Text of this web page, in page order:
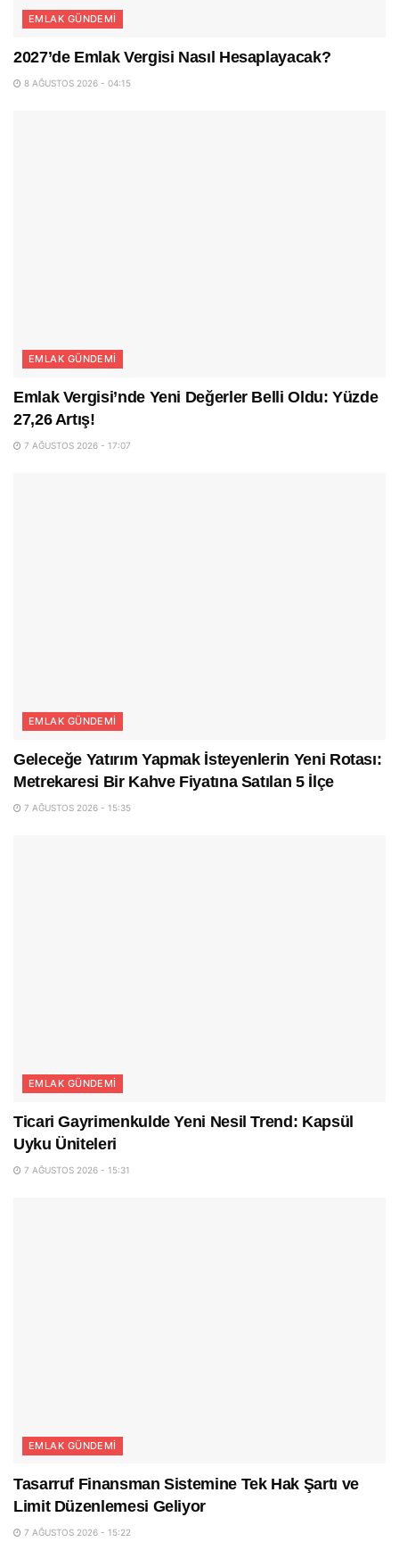
EMLAK GÜNDEMI
2027’de Emlak Vergisi Nasıl Hesaplayacak?
8 AĞUSTOS 2026 - 04:15
EMLAK GÜNDEMI
Emlak Vergisi’nde Yeni Değerler Belli Oldu: Yüzde
27,26 Artış!
7 AĞUSTOS 2026 - 17:07
EMLAK GÜNDEMI
Geleceğe Yatırım Yapmak İsteyenlerin Yeni Rotası:
Metrekaresi Bir Kahve Fiyatına Satılan 5 İlçe
7 AĞUSTOS 2026 - 15:35
EMLAK GÜNDEMI
Ticari Gayrimenkulde Yeni Nesil Trend: Kapsül
Uyku Üniteleri
7 AĞUSTOS 2026 - 15:31
EMLAK GÜNDEMI
Tasarruf Finansman Sistemine Tek Hak Şartı ve
Limit Düzenlemesi Geliyor
7 AĞUSTOS 2026 - 15:22